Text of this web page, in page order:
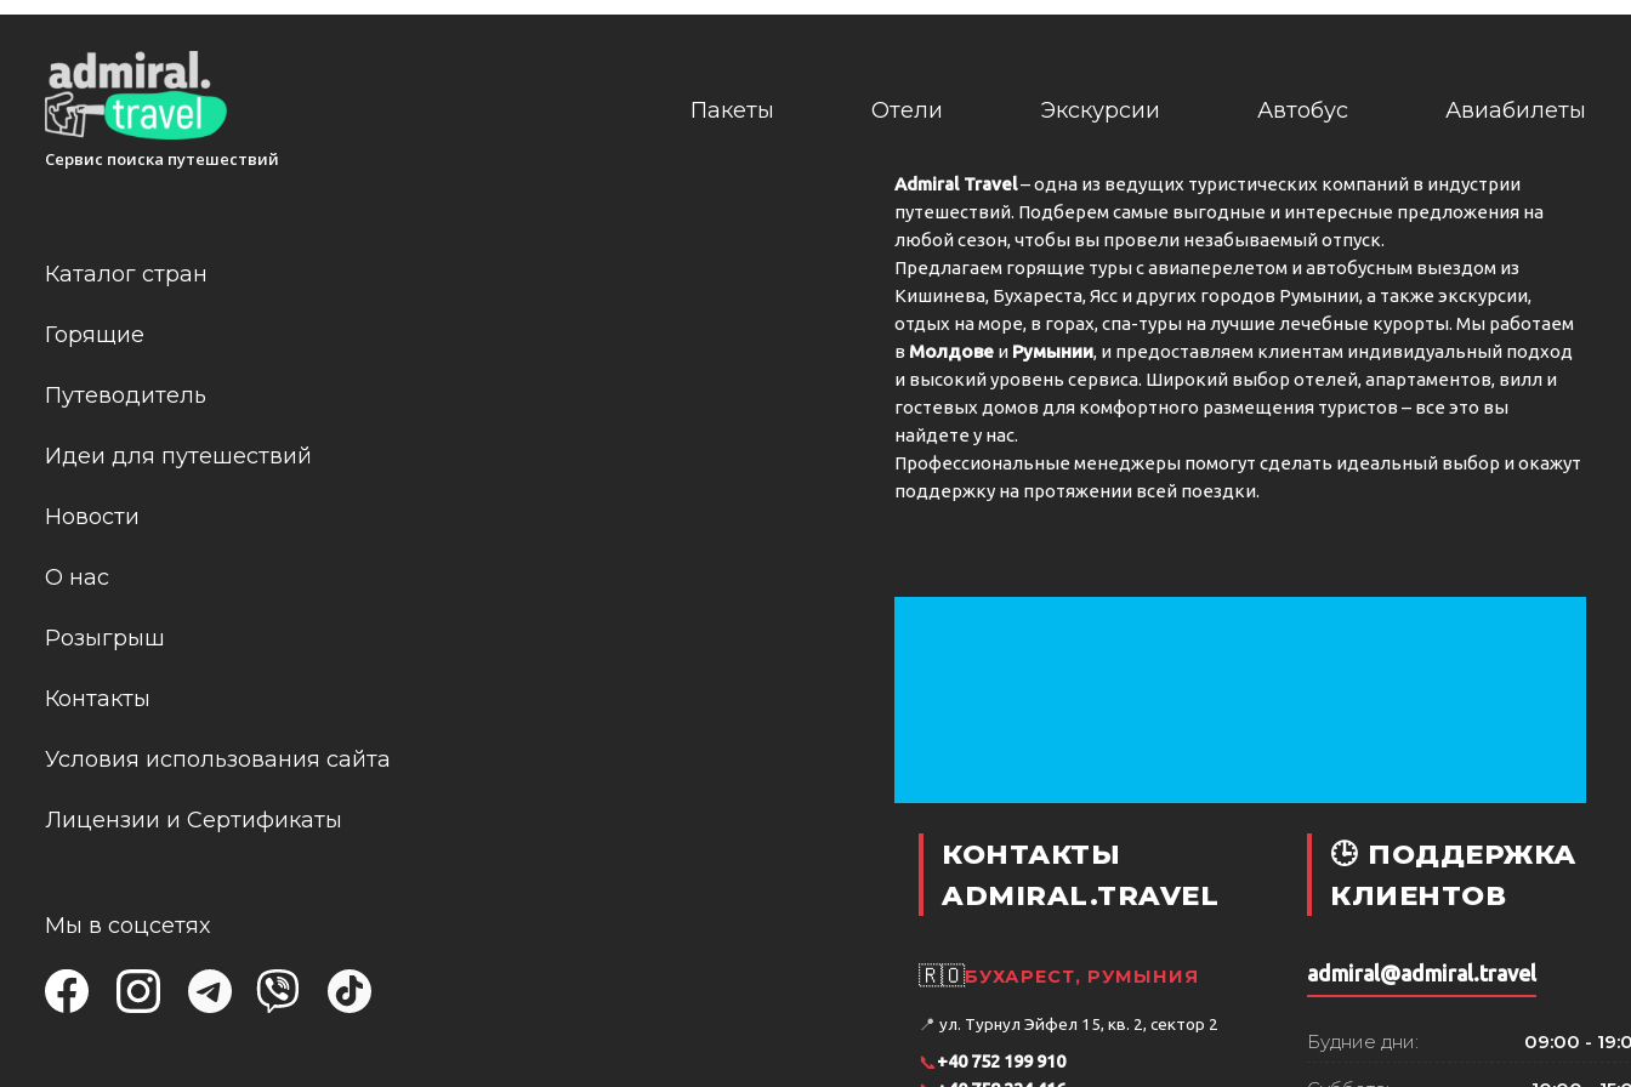
Сервис поиска путешествий
Пакеты Отели Экскурсии Автобус Авиабилеты
Каталог стран
Горящие
Путеводитель
Идеи для путешествий
Новости
О нас
Розыгрыш
Контакты
Условия использования сайта
Лицензии и Сертификаты
Мы в соцсетях
Admiral Travel– одна из ведущих туристических компаний в индустрии
путешествий. Подберем самые выгодные и интересные предложения на
любой сезон, чтобы вы провели незабываемый отпуск.
Предлагаем горящие туры с авиаперелетом и автобусным выездом из
Кишинева, Бухареста, Ясс и других городов Румынии, а также экскурсии,
отдых на море, в горах, спа-туры на лучшие лечебные курорты. Мы работаем
в Молдове и Румынии, и предоставляем клиентам индивидуальный подход
и высокий уровень сервиса. Широкий выбор отелей, апартаментов, вилл и
гостевых домов для комфортного размещения туристов – все это вы
найдете у нас.
Профессиональные менеджеры помогут сделать идеальный выбор и окажут
поддержку на протяжении всей поездки.
КОНТАКТЫ
ADMIRAL.TRAVEL
🇷🇴БУХАРЕСТ, РУМЫНИЯ
📍 ул. Турнул Эйфел 15, кв. 2, сектор 2
📞+40 752 199 910
🕒 ПОДДЕРЖКА
КЛИЕНТОВ
admiral@admiral.travel
Будние дни: 09:00 -